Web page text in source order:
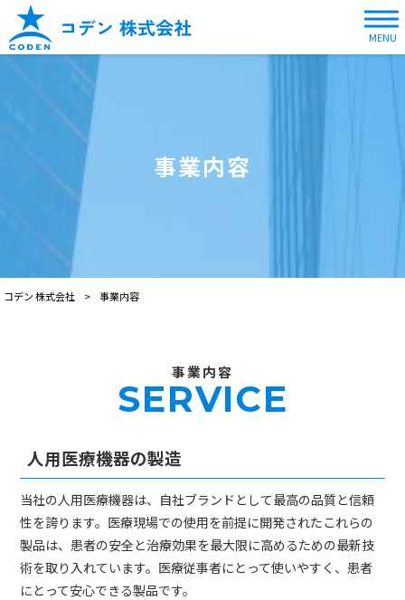
MENU
事業内容
コデン 株式会社 > 事業内容
事業内容
SERVICE
人用医療機器の製造
当社の人用医療機器は、自社ブランドとして最高の品質と信頼
性を誇ります。医療現場での使用を前提に開発されたこれらの
製品は、患者の安全と治療効果を最大限に高めるための最新技
術を取り入れています。医療従事者にとって使いやすく、患者
にとって安心できる製品です。